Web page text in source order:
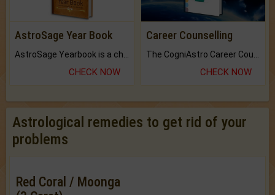
AstroSage Year Book
AstroSage Yearbook is a channel to fulfill your dreams and destiny.
CHECK NOW
Career Counselling
The CogniAstro Career Counselling Report is the most comprehensive report available on this topic.
CHECK NOW
Astrological remedies to get rid of your
problems
Red Coral / Moonga